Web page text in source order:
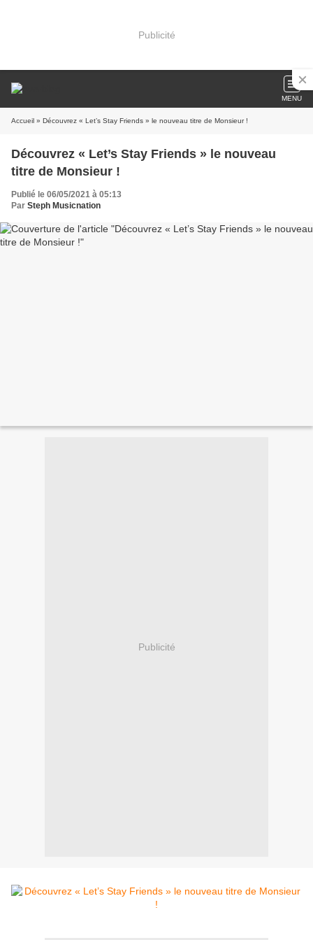
Publicité
MENU
Accueil » Découvrez « Let’s Stay Friends » le nouveau titre de Monsieur !
Découvrez « Let’s Stay Friends » le nouveau
titre de Monsieur !
Publié le 06/05/2021 à 05:13
Par Steph Musicnation
Publicité